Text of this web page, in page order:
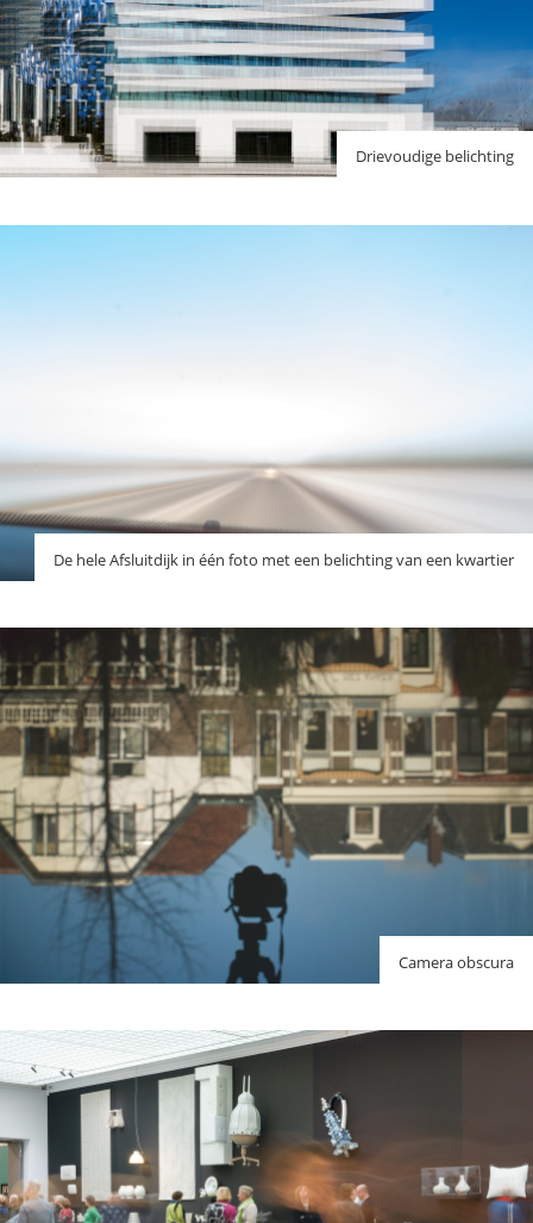
Drievoudige belichting
De hele Afsluitdijk in één foto met een belichting van een kwartier
Camera obscura